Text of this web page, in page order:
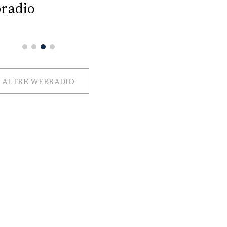
ALTRE WEBRADIO